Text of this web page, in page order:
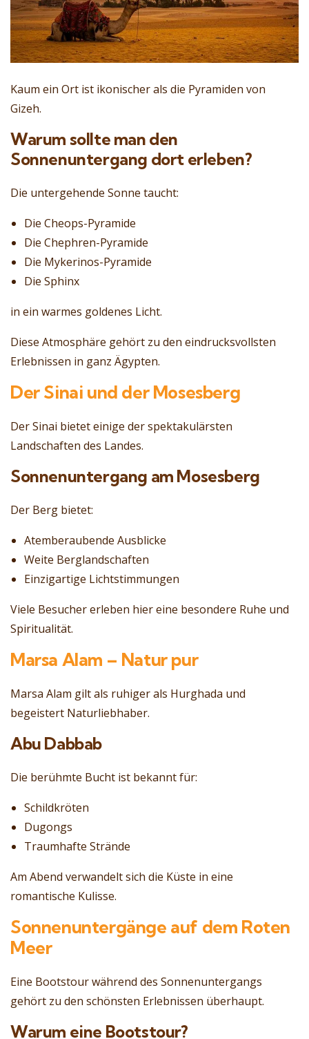
Kaum ein Ort ist ikonischer als die Pyramiden von
Gizeh.
Warum sollte man den
Sonnenuntergang dort erleben?
Die untergehende Sonne taucht:
Die Cheops-Pyramide
Die Chephren-Pyramide
Die Mykerinos-Pyramide
Die Sphinx
in ein warmes goldenes Licht.
Diese Atmosphäre gehört zu den eindrucksvollsten
Erlebnissen in ganz Ägypten.
Der Sinai und der Mosesberg
Der Sinai bietet einige der spektakulärsten
Landschaften des Landes.
Sonnenuntergang am Mosesberg
Der Berg bietet:
Atemberaubende Ausblicke
Weite Berglandschaften
Einzigartige Lichtstimmungen
Viele Besucher erleben hier eine besondere Ruhe und
Spiritualität.
Marsa Alam – Natur pur
Marsa Alam gilt als ruhiger als Hurghada und
begeistert Naturliebhaber.
Abu Dabbab
Die berühmte Bucht ist bekannt für:
Schildkröten
Dugongs
Traumhafte Strände
Am Abend verwandelt sich die Küste in eine
romantische Kulisse.
Sonnenuntergänge auf dem Roten
Meer
Eine Bootstour während des Sonnenuntergangs
gehört zu den schönsten Erlebnissen überhaupt.
Warum eine Bootstour?